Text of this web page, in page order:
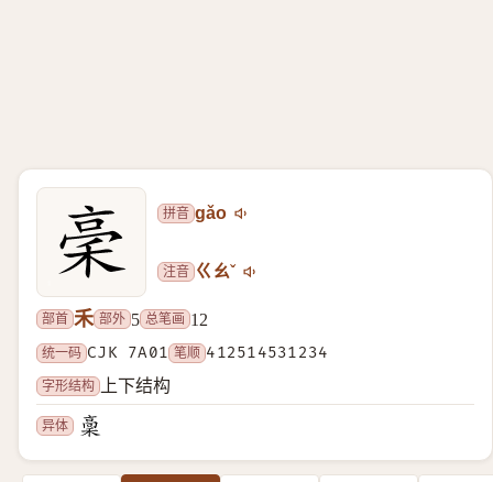
拼音 gǎo
注音 ㄍㄠˇ
部首 禾 部外 5 总笔画 12
统一码 CJK 7A01 笔顺 412514531234
字形结构
上下结构
异体